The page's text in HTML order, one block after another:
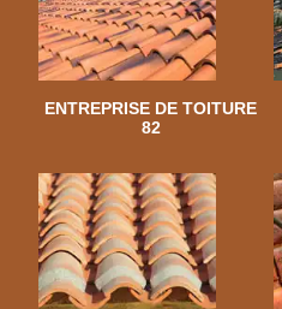
ENTREPRISE DE TOITURE
82